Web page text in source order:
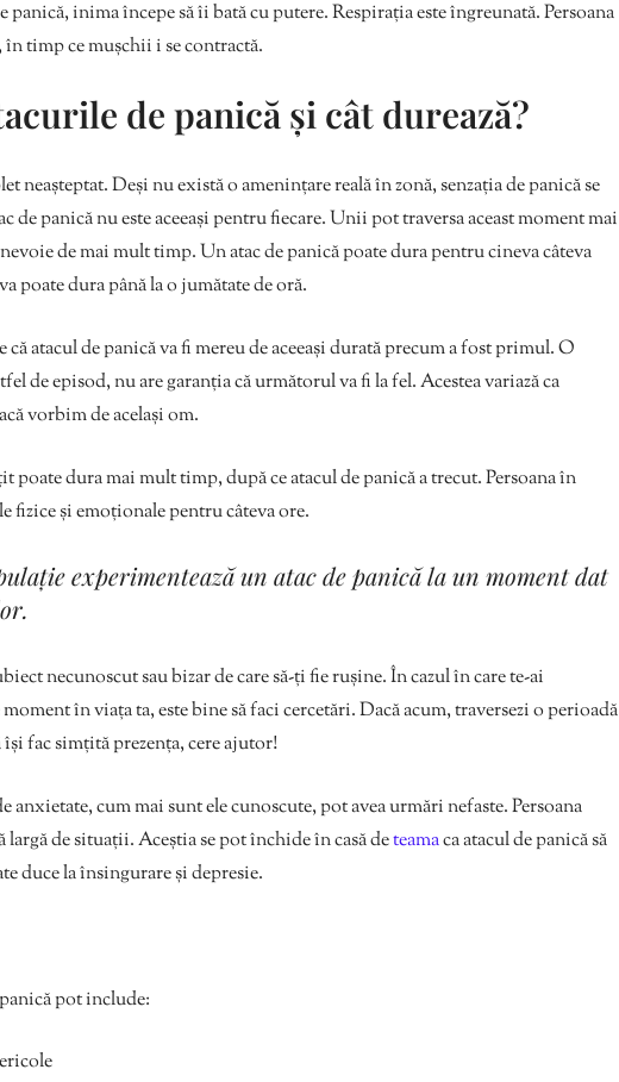
panică, inima începe să îi bată cu putere. Respirația este îngreunată. Persoana
timp ce mușchii i se contractă.
de panică și cât durează?
neașteptat. Deși nu există o amenințare reală în zonă, senzația de panică se
de panică nu este aceeași pentru fiecare. Unii pot traversa aceast moment mai
de mai mult timp. Un atac de panică poate dura pentru cineva câteva
poate dura până la o jumătate de oră.
atacul de panică va fi mereu de aceeași durată precum a fost primul. O
de episod, nu are garanția că următorul va fi la fel. Acestea variază ca
vorbim de același om.
poate dura mai mult timp, după ce atacul de panică a trecut. Persoana în
fizice și emoționale pentru câteva ore.
experimentează un atac de panică la un moment dat
necunoscut sau bizar de care să-ți fie rușine. În cazul în care te-ai
în viața ta, este bine să faci cercetări. Dacă acum, traversezi o perioadă
fac simțită prezența, cere ajutor!
anxietate, cum mai sunt ele cunoscute, pot avea urmări nefaste. Persoana
largă de situații. Aceștia se pot închide în casă deteamaca atacul de panică să
duce la însingurare și depresie.
pot include: